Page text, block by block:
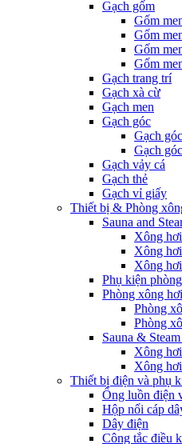
Gạch gốm
Gốm
Gốm
Gốm
Gốm
Gạch trang trí
Gạch xà cừ
Gạch men
Gạch góc
Gạch
Gạch
Gạch vảy cá
Gạch thẻ
Gạch vỉ giấy
Thiết bị & Phòng
Sauna and
Xông
Xông
Xông
Phụ kiện
Phòng xông
Phòng
Phòng
Sauna &
Xông
Xông
Thiết bị điện và phụ
Ống luồn điện
Hộp nối cáp
Dây điện
Công tắc điều